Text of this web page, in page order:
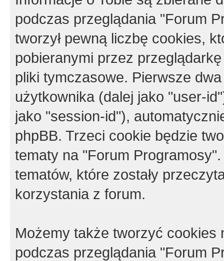
podczas przeglądania "Forum
tworzył pewną liczbę cookies,
pobieranymi przez
pliki tymczasowe. Pierwsze
użytkownika (dalej jako "user-
jako "session-id"),
phpBB. Trzeci cookie będzie
tematy na "Forum
tematów, które zostały
korzystania z forum.
Możemy także tworzyć cookies
podczas przeglądania "Forum